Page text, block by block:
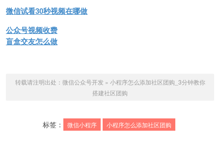
微信试看30秒视频在哪做
公众号视频收费
盲盒交友怎么做
转载请注明出处： 微信公众号开发 » 小程序怎么添加社区团购_3分钟教你
搭建社区团购
标签： 微信小程序 小程序怎么添加社区团购